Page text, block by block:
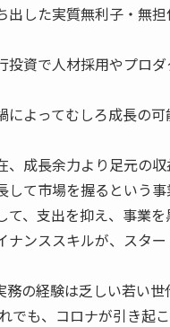
した実質無利子・無
投資で人材採用やプロ
よってむしろ成長の
成長余力より足元の収
て市場を握るという
、支出を抑え、事業
ナンススキルが、スタ
の経験は乏しい若い
も、コロナが引き起